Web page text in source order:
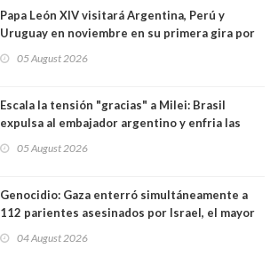
Papa León XIV visitará Argentina, Perú y
Uruguay en noviembre en su primera gira por
05 August 2026
Escala la tensión "gracias" a Milei: Brasil
expulsa al embajador argentino y enfria las
trasandino
05 August 2026
Genocidio: Gaza enterró simultáneamente a
112 parientes asesinados por Israel, el mayor
muertos figuran 44 niños y nueve ancianos
04 August 2026